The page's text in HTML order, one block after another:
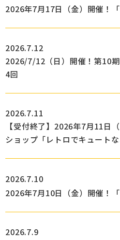
2026年7月17日（金）開催！「
2026.7.12
2026/7/12（日）開催！第10
4回
2026.7.11
【受付終了】2026年7月11日
ショップ「レトロでキュートな
2026.7.10
2026年7月10日（金）開催！「
2026.7.9